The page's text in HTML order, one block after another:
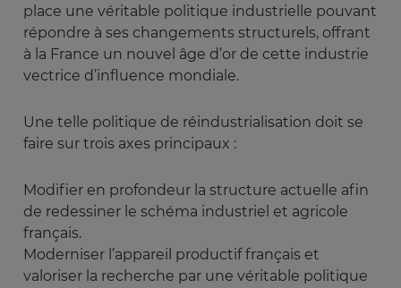
place une véritable politique industrielle pouvant
répondre à ses changements structurels, offrant
à la France un nouvel âge d’or de cette industrie
vectrice d’influence mondiale.
Une telle politique de réindustrialisation doit se
faire sur trois axes principaux :
Modifier en profondeur la structure actuelle afin
de redessiner le schéma industriel et agricole
français.
Moderniser l’appareil productif français et
valoriser la recherche par une véritable politique